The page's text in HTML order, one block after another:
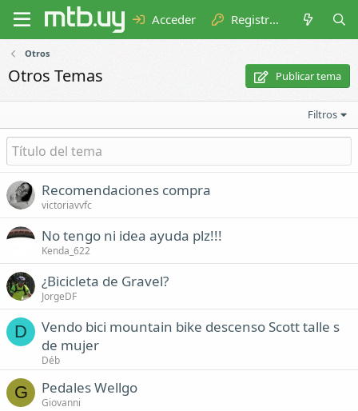
Acceder Registrarse
Otros
Otros Temas Publicar tema
Filtros
Recomendaciones compra
victoriavvfc
No tengo ni idea ayuda plz!!!
Kenda_622
¿Bicicleta de Gravel?
JorgeDF
D
Vendo bici mountain bike descenso Scott talle s
de mujer
Déb
G Pedales Wellgo
Giovanni